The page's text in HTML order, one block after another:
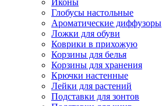
Иконы
Глобусы настольные
Ароматические диффузоры
Ложки для обуви
Коврики в прихожую
Корзины для белья
Корзины для хранения
Крючки настенные
Лейки для растений
Подставки для зонтов